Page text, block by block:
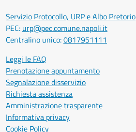
Servizio Protocollo, URP e Albo Pretorio
PEC: urp@pec.comune.napoli.it
Centralino unico:0817951111
Leggi le FAQ
Prenotazione appuntamento
Segnalazione disservizio
Richiesta assistenza
Amministrazione trasparente
Informativa privacy
Cookie Policy